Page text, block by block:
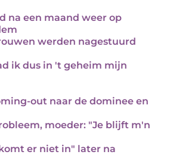
na een maand weer op
werden nagestuurd
ik dus in 't geheim mijn
out naar de dominee en
moeder: "Je blijft m'n
er niet in" later na